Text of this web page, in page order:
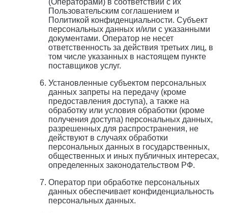
(Операторами) в соответствии с их
Пользовательским соглашением и
Политикой конфиденциальности. Субъект
персональных данных и/или с указанными
документами. Оператор не несет
ответственность за действия третьих лиц, в
том числе указанных в настоящем пункте
поставщиков услуг.
Установленные субъектом персональных
данных запреты на передачу (кроме
предоставления доступа), а также на
обработку или условия обработки (кроме
получения доступа) персональных данных,
разрешенных для распространения, не
действуют в случаях обработки
персональных данных в государственных,
общественных и иных публичных интересах,
определенных законодательством РФ.
Оператор при обработке персональных
данных обеспечивает конфиденциальность
персональных данных.